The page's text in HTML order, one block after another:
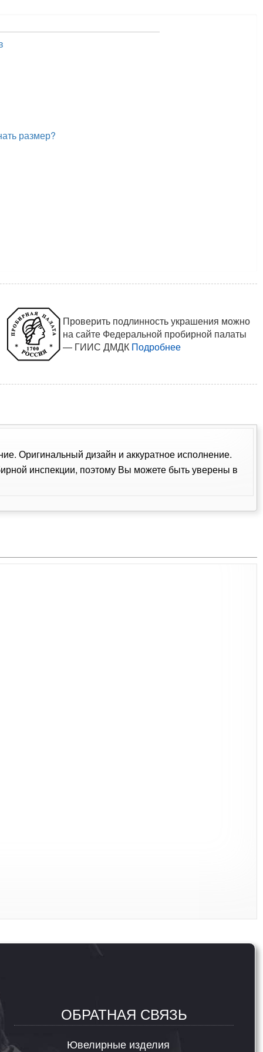
размер?
Проверить подлинность украшения можно
на сайте Федеральной пробирной палаты
— ГИИС ДМДК Подробнее
Оригинальный дизайн и аккуратное исполнение.
инспекции, поэтому Вы можете быть уверены в
ОБРАТНАЯ СВЯЗЬ
Ювелирные изделия